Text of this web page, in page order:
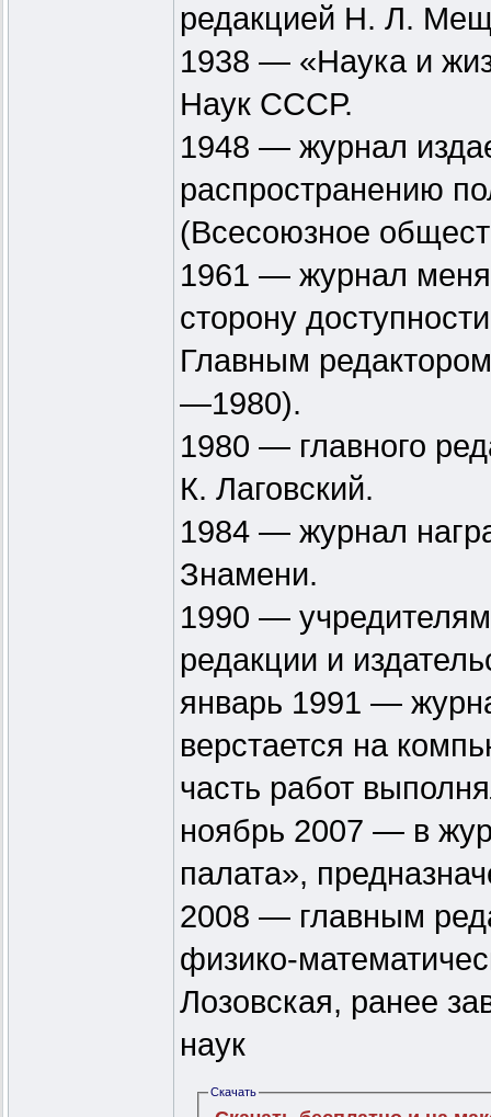
редакцией Н. Л.
1938 — «Наука и
Наук СССР.
1948 — журнал
распространению
(Всесоюзное
1961 — журнал
сторону
Главным
—1980).
1980 — главного
К. Лаговский.
1984 — журнал
Знамени.
1990 —
редакции и
январь 1991 —
верстается на
часть работ
ноябрь 2007 — в
палата»,
2008 — главным
физико-
Лозовская, ранее
наук
Скачать